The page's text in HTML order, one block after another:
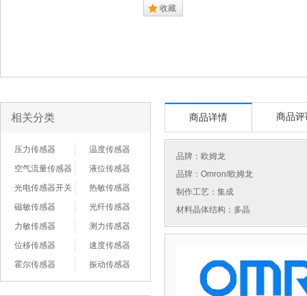
. 收藏
相关分类
压力传感器
温度传感器
空气流量传感器
液位传感器
光电传感器开关
热敏传感器
磁敏传感器
光纤传感器
力敏传感器
测力传感器
位移传感器
速度传感器
霍尔传感器
振动传感器
商品详情 商品评
品牌： 欧姆龙
品牌：Omron/欧姆龙
制作工艺：集成
材料晶体结构：多晶